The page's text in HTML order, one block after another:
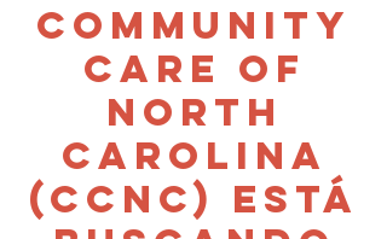
Community
Care of
North
Carolina
(CCNC) está